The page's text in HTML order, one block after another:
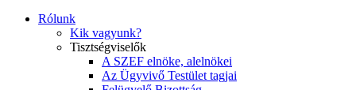
Rólunk
Kik vagyunk?
Tisztségviselők
A SZEF elnöke, alelnökei
Az Ügyvivő Testület tagjai